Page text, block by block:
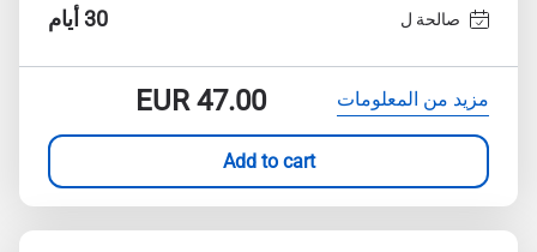
صالحة ل 30 أيام
مزيد من المعلومات EUR47.00
Add to cart